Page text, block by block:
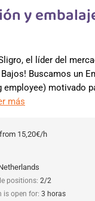
y
el líder del
Buscamos un
motivado
más
from 15,20€/h
positions: 2/2
is open for: 3 horas